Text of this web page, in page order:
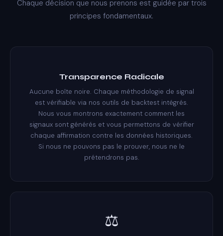
Chaque décision que nous prenons est guidée par trois
principes fondamentaux.
Transparence Radicale
Aucune boîte noire. Chaque méthodologie de signal
est vérifiable via nos outils de backtest intégrés.
Nous vous montrons exactement comment les
signaux sont générés et vous permettons de vérifier
chaque affirmation contre les données historiques.
Si nous ne pouvons pas le prouver, nous ne le
prétendrons pas.
⚖️